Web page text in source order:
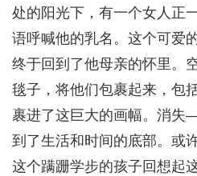
处的阳光下，有一个女人正
语呼喊他的乳名。这个可爱
终于回到了他母亲的怀里。
毯子，将他们包裹起来，包
裹进了这巨大的画幅。消
到了生活和时间的底部。或
这个蹒跚学步的孩子回想起